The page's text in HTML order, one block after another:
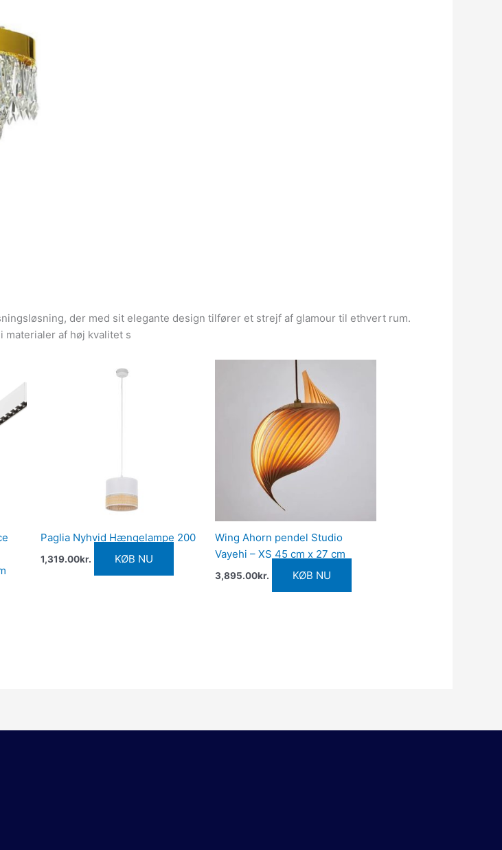
der med sit elegante design tilfører et strejf af glamour til ethvert rum.
materialer af høj kvalitet s
Paglia Nyhvid Hængelampe 200
1,319.00kr. KØB NU
Wing Ahorn pendel Studio
Vayehi – XS 45 cm x 27 cm
3,895.00kr. KØB NU